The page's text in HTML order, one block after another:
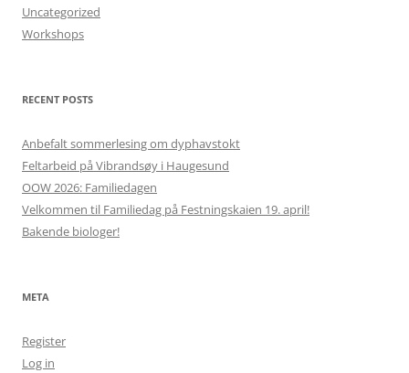
Uncategorized
Workshops
RECENT POSTS
Anbefalt sommerlesing om dyphavstokt
Feltarbeid på Vibrandsøy i Haugesund
OOW 2026: Familiedagen
Velkommen til Familiedag på Festningskaien 19. april!
Bakende biologer!
META
Register
Log in